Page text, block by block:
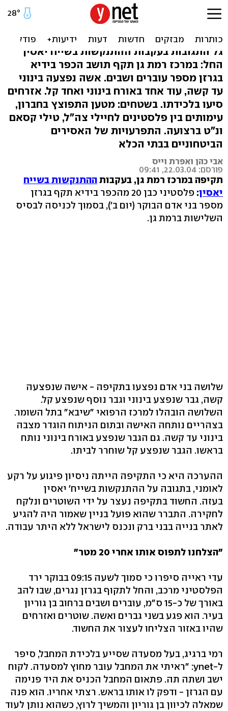
פלסטיני תקף בגרזן; עימותים
וירי בי-ם ובשטחים
גל התגובות בעקבות ההתנקשות בשייח יאסין
החל: במרכז רמת גן תקף תושב הכפר בידיא
בגרזן מספר עוברים ושבים. אשה נפצעה בינוני
עד קשה, עוד אחד באורח בינוני ואחד קל. אזרחים
סיעו בלכידתו. בשטחים: מטען התפוצץ בחברון,
עימותים בין פלסטינים לחיילי צה"ל, טילי קסאם
ונ"ט ברצועה. התפרעויות של האסירים
הביטחוניים בבתי הכלא
אבי כהן ואפרת וייס
פורסם: 22.03.04, 09:41
תקיפה במרכז רמת גן, בעקבותההתנקשות בשייח
יאסין:
פלסטיני כבן 20 מהכפר בידיא תקף בגרזן
מספר בני אדם הבוקר (יום ב'), בסמוך לכניסה לבסיס
השלישות ברמת גן.
שלושה בני אדם נפצעו בתקיפה - אישה שנפצעה
קשה, גבר שנפצע בינוני וגבר נוסף שנפצע קל.
השלושה הובהלו למרכז הרפואי "שיבא" בתל השומר.
בצהריים נותחה האישה ובתום הניתוח הוגדר מצבה
בינוני עד קשה. גם הגבר שנפצע באורח בינוני נותח
בראשו. הגבר שנפצע קל שוחרר לביתו.
ההערכה היא כי התקיפה הייתה ניסיון פיגוע על רקע
לאומני, בתגובה על ההתנקשות בשייח' יאסין
בעזה. החשוד בתקיפה נעצר על ידי השוטרים ונלקח
לחקירה. התברר שהוא פועל בניין שאמור היה להגיע
לאתר בנייה בבני ברק ונכנס לישראל ללא היתר עבודה.
"הצלחנו לתפוס אותו אחרי 20 מטר"
עדי ראייה סיפרו כי סמוך לשעה 09:15 בבוקר ירד
הפלסטיני מרכב, והחל לתקוף בגרזן נגרים, שבו להב
באורך של כ-15 ס"מ, עוברים ושבים ברחוב בן גוריון
בעיר. הוא פגע בשני גברים ואשה. שוטרים ואזרחים
שהיו באזור הצליחו לעצור את החשוד.
רמי ברגיג, בעל מסעדה שסייע בלכידת המחבל, סיפר
ל-ynet: "ראיתי את המחבל עובר מחוץ למסעדה. לקוח
ישב ושתה תה. פתאום המחבל הכניס את היד פנימה
עם הגרזן - ודפק לו אותו בראש. רצתי אחריו. הוא פנה
שמאלה לכיוון בן גוריון והמשיך לרוץ, כשהוא נותן לעוד